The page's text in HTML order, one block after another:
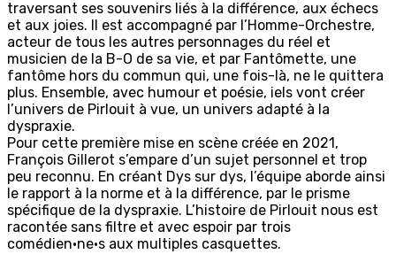
traversant ses souvenirs liés à la différence, aux échecs
et aux joies. Il est accompagné par l’Homme-Orchestre,
acteur de tous les autres personnages du réel et
musicien de la B-O de sa vie, et par Fantômette, une
fantôme hors du commun qui, une fois-là, ne le quittera
plus. Ensemble, avec humour et poésie, iels vont créer
l’univers de Pirlouit à vue, un univers adapté à la
dyspraxie.
Pour cette première mise en scène créée en 2021,
François Gillerot s’empare d’un sujet personnel et trop
peu reconnu. En créant Dys sur dys, l’équipe aborde ainsi
le rapport à la norme et à la différence, par le prisme
spécifique de la dyspraxie. L’histoire de Pirlouit nous est
racontée sans filtre et avec espoir par trois
comédien·ne·s aux multiples casquettes.